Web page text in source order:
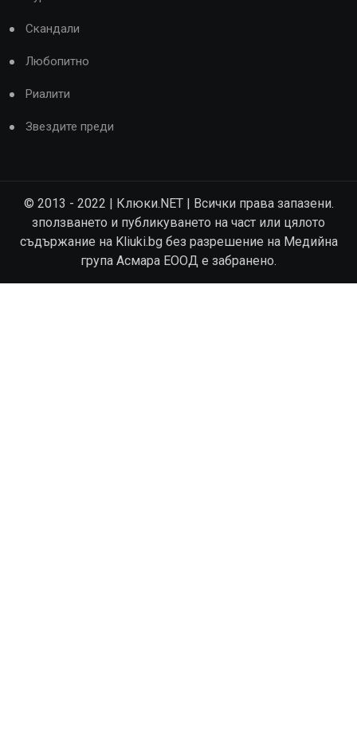
Скандали
Любопитно
Риалити
Звездите преди
© 2013 - 2022 | Клюки.NET | Всички права запазени.
зползването и публикуването на част или цялото
съдържание на Kliuki.bg без разрешение на Медийна
група Асмара ЕООД е забранено.